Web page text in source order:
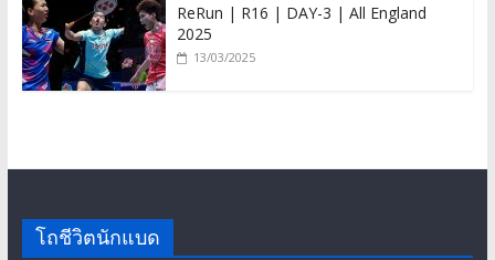
ReRun | R16 | DAY-3 | All England
2025
13/03/2025
โถชีวิตนักแบด